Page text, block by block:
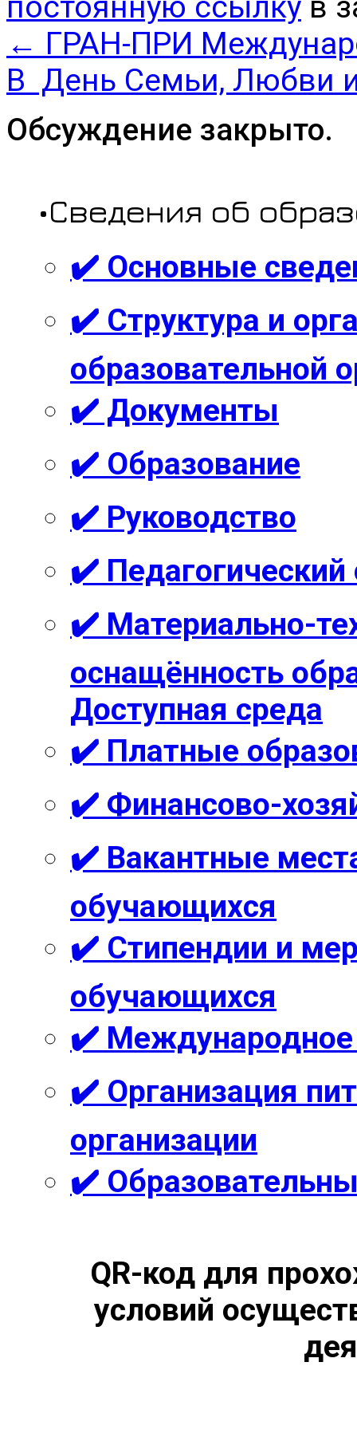
← ГРАН-ПРИ
В День Семьи, Любви
Обсуждение закрыто.
•Сведения об
✔️ Основные
✔️ Структура и
образовательной
✔️ Документы
✔️ Образование
✔️ Руководство
✔️ Педагогический
✔️ Материально-
оснащённость
Доступная среда
✔️ Платные
✔️ Финансово-
✔️ Вакантные
обучающихся
✔️ Стипендии и
обучающихся
✔️ Международное
✔️ Организация
организации
✔️
QR-код для
условий